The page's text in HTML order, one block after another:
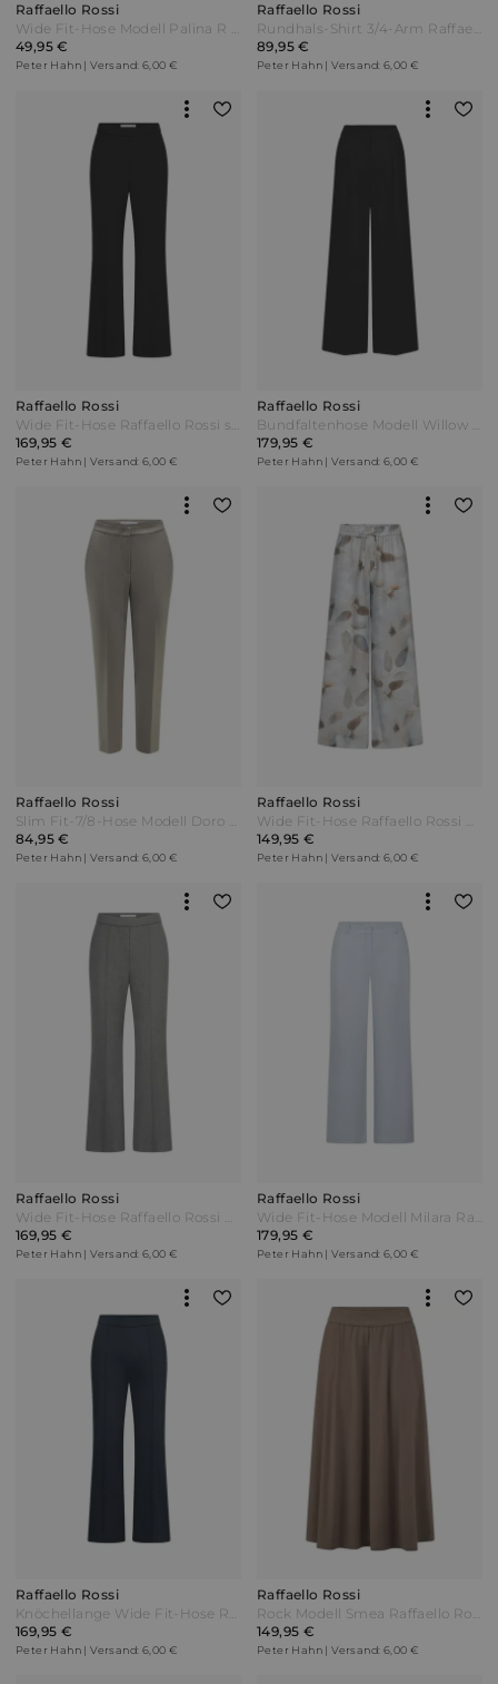
Raffaello Rossi
Wide Fit-Hose Modell Palina R Long Raffaello Rossi beige
49,95 €
Peter Hahn | Versand: 6,00 €
Raffaello Rossi
Rundhals-Shirt 3/4-Arm Raffaello Rossi schwarz
89,95 €
Peter Hahn | Versand: 6,00 €
Raffaello Rossi
Wide Fit-Hose Raffaello Rossi schwarz
169,95 €
Peter Hahn | Versand: 6,00 €
Raffaello Rossi
Bundfaltenhose Modell Willow O Raffaello Rossi schwarz
179,95 €
Peter Hahn | Versand: 6,00 €
Raffaello Rossi
Slim Fit-7/8-Hose Modell Doro Raffaello Rossi beige
84,95 €
Peter Hahn | Versand: 6,00 €
Raffaello Rossi
Wide Fit-Hose Raffaello Rossi grau
149,95 €
Peter Hahn | Versand: 6,00 €
Raffaello Rossi
Wide Fit-Hose Raffaello Rossi grau
169,95 €
Peter Hahn | Versand: 6,00 €
Raffaello Rossi
Wide Fit-Hose Modell Milara Raffaello Rossi blau
179,95 €
Peter Hahn | Versand: 6,00 €
Raffaello Rossi
Knöchellange Wide Fit-Hose Raffaello Rossi blau
169,95 €
Peter Hahn | Versand: 6,00 €
Raffaello Rossi
Rock Modell Smea Raffaello Rossi braun
149,95 €
Peter Hahn | Versand: 6,00 €